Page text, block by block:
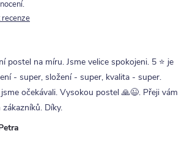
postel na míru. Jsme velice spokojeni. 5 ⭐ je
- super, složení - super, kvalita - super.
očekávali. Vysokou postel 🙏😉. Přeji vám
Díky.